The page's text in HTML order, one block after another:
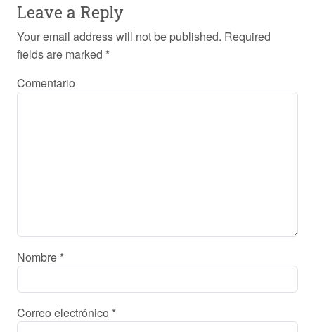
Leave a Reply
Your email address will not be published. Required
fields are marked *
Comentario
Nombre *
Correo electrónico *